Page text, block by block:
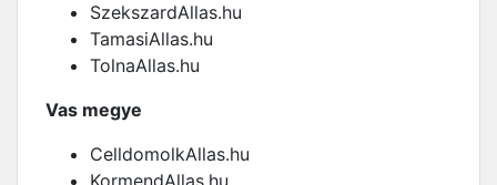
SzekszardAllas.hu
TamasiAllas.hu
TolnaAllas.hu
Vas megye
CelldomolkAllas.hu
KormendAllas.hu